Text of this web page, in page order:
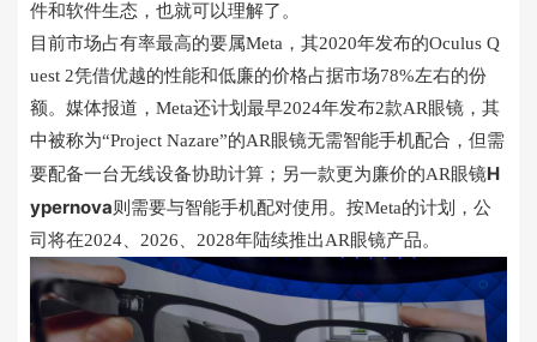
件和软件生态，也就可以理解了。
目前市场占有率最高的要属Meta，其2020年发布的Oculus Q
uest 2凭借优越的性能和低廉的价格占据市场78%左右的份
额。媒体报道，Meta还计划最早2024年发布2款AR眼镜，其
中被称为“Project Nazare”的AR眼镜无需智能手机配合，但需
要配备一台无线设备协助计算；另一款更为廉价的AR眼镜H
ypernova则需要与智能手机配对使用。按Meta的计划，公
司将在2024、2026、2028年陆续推出AR眼镜产品。